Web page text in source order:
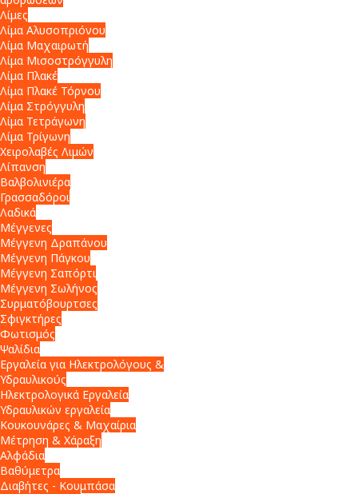
Λίμες
Λίμα Αλυσοπριόνου
Λίμα Μαχαιρωτή
Λίμα Μισοστρόγγυλη
Λίμα Πλακέ
Λίμα Πλακέ Τόρνου
Λίμα Στρόγγυλη
Λίμα Τετράγωνη
Λίμα Τρίγωνη
Χειρολαβές Λιμών
Λίπανση
Βαλβολινιέρα
Γρασσαδόροι
Λαδικά
Μέγγενες
Μέγγενη Δραπάνου
Μέγγενη Πάγκου
Μέγγενη Σαπόρτι
Μέγγενη Σωλήνος
Συρματόβουρτσες
Σφιγκτήρες
Φωτισμός
Ψαλίδια
Εργαλεία για Ηλεκτρολόγους &
Υδραυλικούς
Ηλεκτρολογικά Εργαλεία
Υδραυλικών εργαλεία
Κουκουνάρες & Μαχαίρια
Μέτρηση & Χάραξη
Αλφάδια
Βαθύμετρα
Διαβήτες - Κουμπάσα